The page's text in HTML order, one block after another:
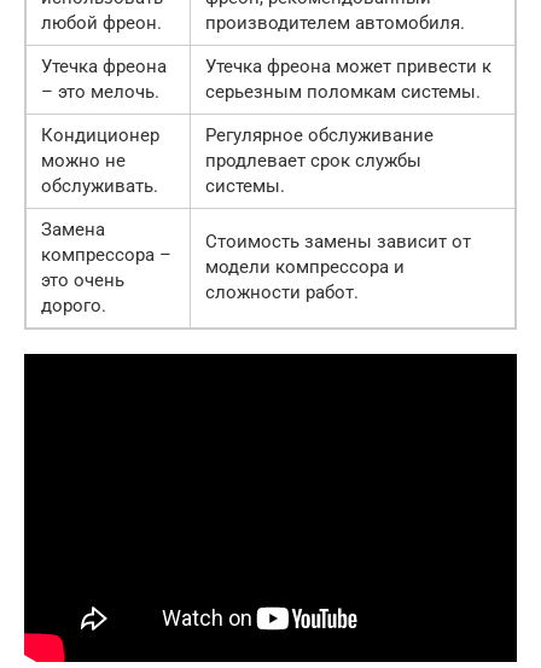
любой фреон.
производителем автомобиля.
Утечка фреона
– это мелочь.
Утечка фреона может привести к
серьезным поломкам системы.
Кондиционер
можно не
обслуживать.
Регулярное обслуживание
продлевает срок службы
системы.
Замена
компрессора –
это очень
дорого.
Стоимость замены зависит от
модели компрессора и
сложности работ.